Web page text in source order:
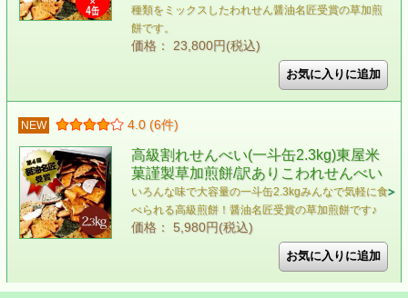
種類をミックスしたわれせん醤油名匠受賞の草加煎
餅です。
価格： 23,800円(税込)
NEW 4.0 (6件)
高級割れせんべい(一斗缶2.3kg)東屋米
菓謹製草加煎餅/訳ありこわれせんべい
いろんな味で大容量の一斗缶2.3kgみんなで気軽に食
べられる高級煎餅！醤油名匠受賞の草加煎餅です♪
価格： 5,980円(税込)